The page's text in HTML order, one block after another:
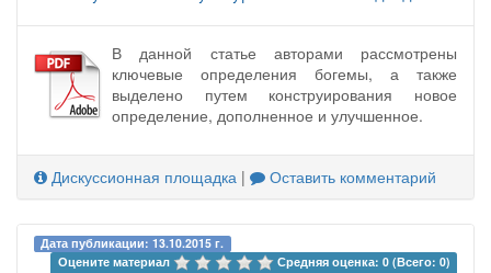
В данной статье авторами рассмотрены
ключевые определения богемы, а также
выделено путем конструирования новое
определение, дополненное и улучшенное.
Дискуссионная площадка | Оставить комментарий
Дата публикации: 13.10.2015 г.
Оцените материал
Средняя оценка: 0 (Всего: 0)